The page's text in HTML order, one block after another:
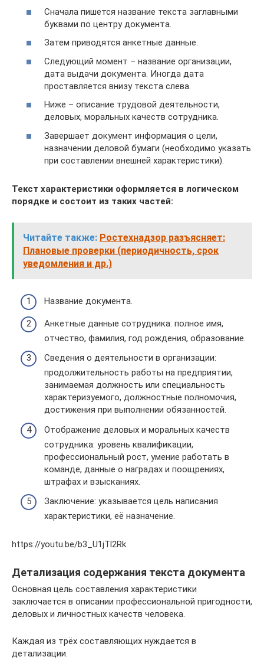
Сначала пишется название текста заглавными
буквами по центру документа.
Затем приводятся анкетные данные.
Следующий момент – название организации,
дата выдачи документа. Иногда дата
проставляется внизу текста слева.
Ниже – описание трудовой деятельности,
деловых, моральных качеств сотрудника.
Завершает документ информация о цели,
назначении деловой бумаги (необходимо указать
при составлении внешней характеристики).
Текст характеристики оформляется в логическом
порядке и состоит из таких частей:
Читайте также: Ростехнадзор разъясняет:
Плановые проверки (периодичность, срок
уведомления и др.)
Название документа.
Анкетные данные сотрудника: полное имя,
отчество, фамилия, год рождения, образование.
Сведения о деятельности в организации:
продолжительность работы на предприятии,
занимаемая должность или специальность
характеризуемого, должностные полномочия,
достижения при выполнении обязанностей.
Отображение деловых и моральных качеств
сотрудника: уровень квалификации,
профессиональный рост, умение работать в
команде, данные о наградах и поощрениях,
штрафах и взысканиях.
Заключение: указывается цель написания
характеристики, её назначение.
https://youtu.be/b3_U1jTl2Rk
Детализация содержания текста документа
Основная цель составления характеристики
заключается в описании профессиональной пригодности,
деловых и личностных качеств человека.
Каждая из трёх составляющих нуждается в
детализации.